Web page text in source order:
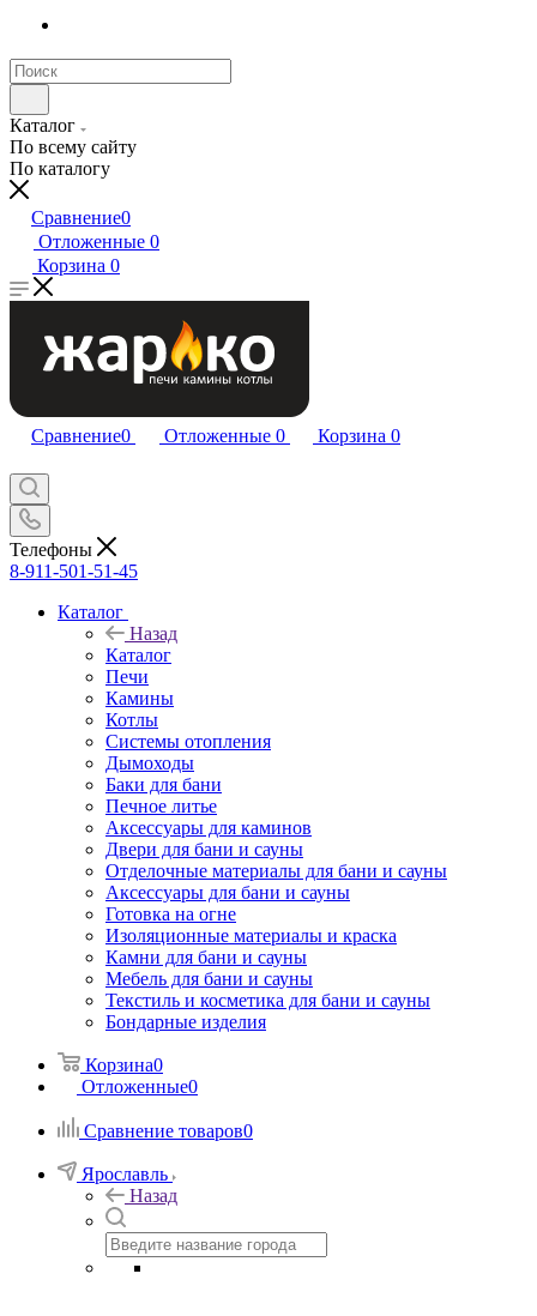
Каталог
По всему сайту
По каталогу
Сравнение0
Отложенные 0
Корзина 0
Сравнение0 Отложенные 0 Корзина 0
Телефоны
8-911-501-51-45
Каталог
Назад
Каталог
Печи
Камины
Котлы
Системы отопления
Дымоходы
Баки для бани
Печное литье
Аксессуары для каминов
Двери для бани и сауны
Отделочные материалы для бани и сауны
Аксессуары для бани и сауны
Готовка на огне
Изоляционные материалы и краска
Камни для бани и сауны
Мебель для бани и сауны
Текстиль и косметика для бани и сауны
Бондарные изделия
Корзина0
Отложенные0
Сравнение товаров0
Ярославль
Назад